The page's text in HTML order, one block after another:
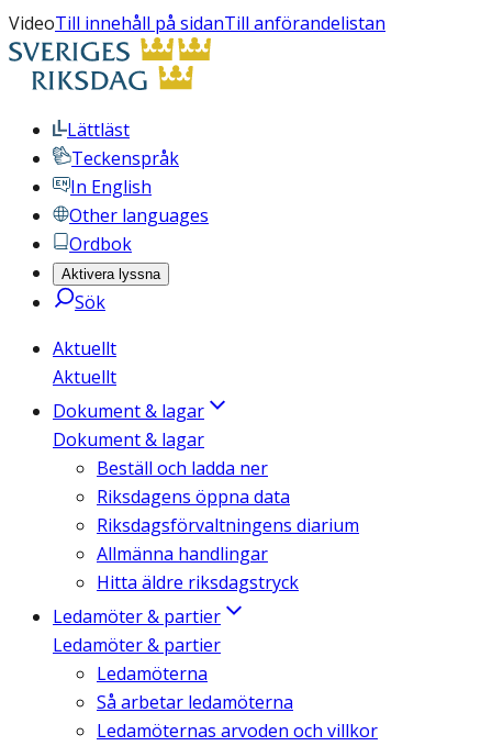
VideoTill innehåll på sidanTill anförandelistan
Lättläst
Teckenspråk
In English
Other languages
Ordbok
Aktivera lyssna
Sök
Aktuellt
Aktuellt
Dokument & lagar
Dokument & lagar
Beställ och ladda ner
Riksdagens öppna data
Riksdagsförvaltningens diarium
Allmänna handlingar
Hitta äldre riksdagstryck
Ledamöter & partier
Ledamöter & partier
Ledamöterna
Så arbetar ledamöterna
Ledamöternas arvoden och villkor